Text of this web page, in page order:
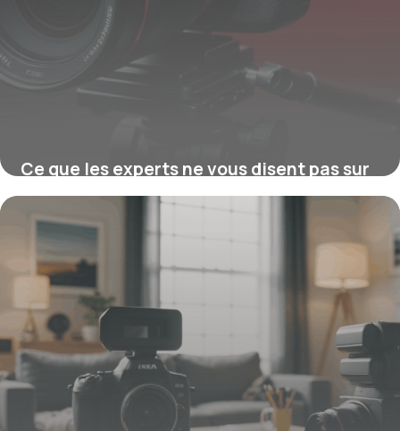
Ce que les experts ne vous disent pas sur
la pompe nettoyeur haute pression : le
secret pour des surfaces impeccables et
une performance ultime
16 juin 2026